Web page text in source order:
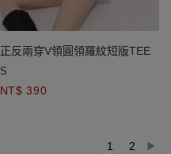
正反兩穿V領圓領羅紋短版TEE
S
NT$ 390
1 2